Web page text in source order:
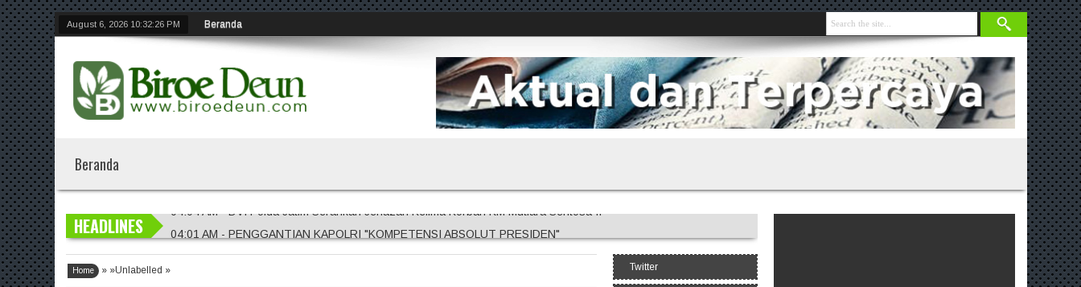
August 6, 2026 10:32:26 PM Beranda
Beranda
HEADLINES
01:54 AM - Polres Jember Masifkan Edukasi Berkendara Aman di Titik Rawan Kecelakaan
Home » »Unlabelled » Twitter